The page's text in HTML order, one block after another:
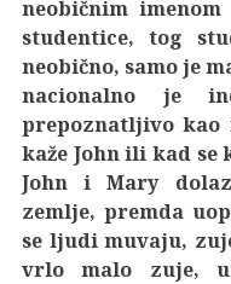
neobičnim
studentice, tog
neobično, samo je
nacionalno je
prepoznatljivo kao
kaže John ili kad se
John i Mary
zemlje, premda
se ljudi muvaju,
vrlo malo zuje,